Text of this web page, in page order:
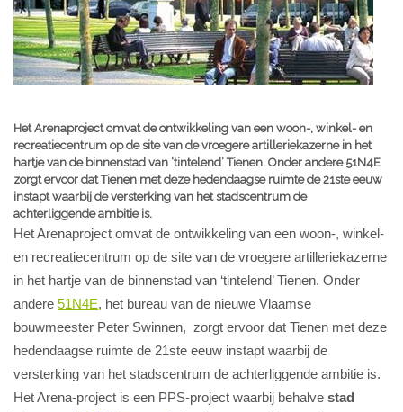
Het Arenaproject omvat de ontwikkeling van een woon-, winkel- en
recreatiecentrum op de site van de vroegere artilleriekazerne in het
hartje van de binnenstad van ‘tintelend’ Tienen. Onder andere 51N4E
zorgt ervoor dat Tienen met deze hedendaagse ruimte de 21ste eeuw
instapt waarbij de versterking van het stadscentrum de
achterliggende ambitie is.
Het Arenaproject omvat de ontwikkeling van een woon-, winkel-
en recreatiecentrum op de site van de vroegere artilleriekazerne
in het hartje van de binnenstad van ‘tintelend’ Tienen. Onder
andere 51N4E, het bureau van de nieuwe Vlaamse
bouwmeester Peter Swinnen, zorgt ervoor dat Tienen met deze
hedendaagse ruimte de 21ste eeuw instapt waarbij de
versterking van het stadscentrum de achterliggende ambitie is.
Het Arena-project is een PPS-project waarbij behalve stad